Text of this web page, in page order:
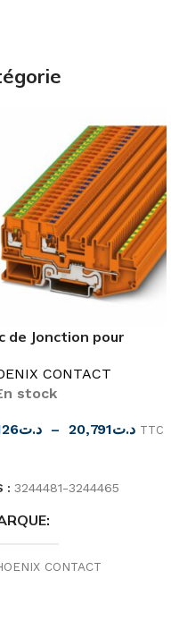
de Jonction pour
CONTACT
stock
د.ت – د.ت20,791
TTC
: 3244481-3244465
CONTACT